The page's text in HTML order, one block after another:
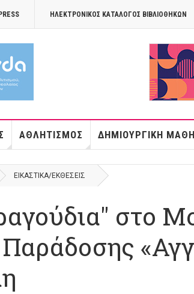
PRESS ΗΛΕΚΤΡΟΝΙΚΟΣ ΚΑΤΑΛΟΓΟΣ ΒΙΒΛΙΟΘΗΚΩΝ
ΑΘΛΗΤΙΣΜΌΣ ΔΗΜΙΟΥΡΓΙΚΉ
ΕΙΚΑΣΤΙΚΆ/ΕΚΘΈΣΕΙΣ
στο